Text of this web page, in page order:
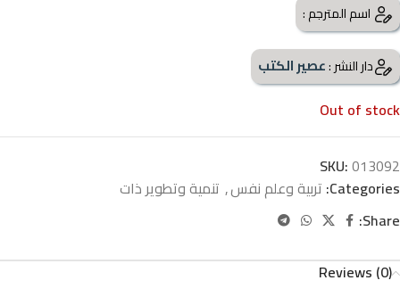
اسم المترجم :
دار النشر :عصير الكتب
Out of stock
SKU:013092
Categories: تربية وعلم نفس, تنمية وتطوير ذات
Share:
Reviews (0)